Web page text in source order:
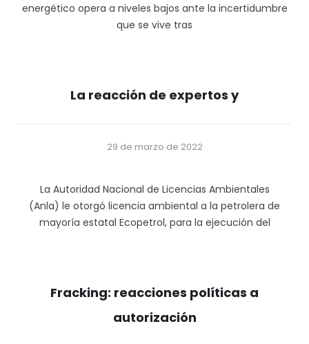
energético opera a niveles bajos ante la incertidumbre
que se vive tras
La reacción de expertos y
29 de marzo de 2022
La Autoridad Nacional de Licencias Ambientales
(Anla) le otorgó licencia ambiental a la petrolera de
mayoría estatal Ecopetrol, para la ejecución del
Fracking: reacciones políticas a
autorización